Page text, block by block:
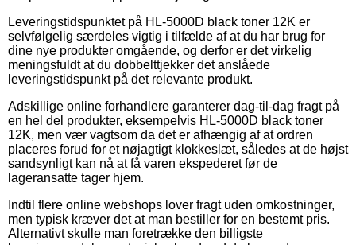
Leveringstidspunktet på HL-5000D black toner 12K er
selvfølgelig særdeles vigtig i tilfælde af at du har brug for
dine nye produkter omgående, og derfor er det virkelig
meningsfuldt at du dobbelttjekker det anslåede
leveringstidspunkt på det relevante produkt.
Adskillige online forhandlere garanterer dag-til-dag fragt på
en hel del produkter, eksempelvis HL-5000D black toner
12K, men vær vagtsom da det er afhængig af at ordren
placeres forud for et nøjagtigt klokkeslæt, således at de højst
sandsynligt kan nå at få varen ekspederet før de
lageransatte tager hjem.
Indtil flere online webshops lover fragt uden omkostninger,
men typisk kræver det at man bestiller for en bestemt pris.
Alternativt skulle man foretrække den billigste